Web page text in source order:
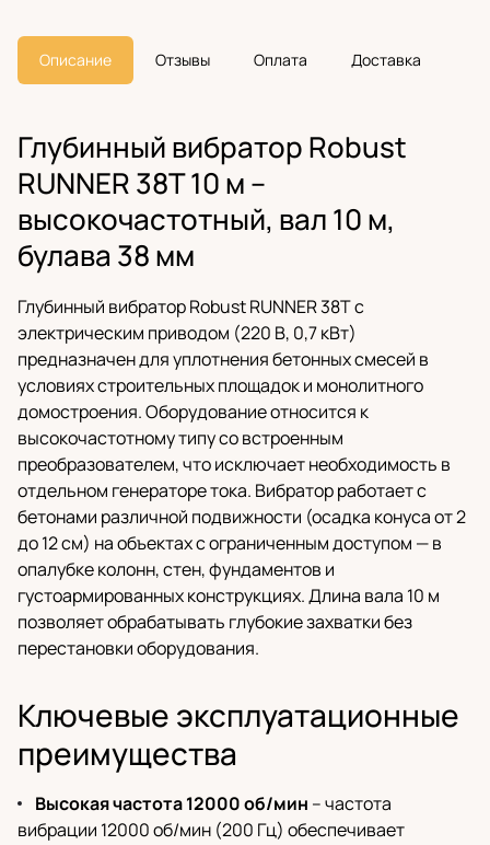
Описание Отзывы Оплата Доставка
Глубинный вибратор Robust
RUNNER 38T 10 м –
высокочастотный, вал 10 м,
булава 38 мм
Глубинный вибратор Robust RUNNER 38T с
электрическим приводом (220 В, 0,7 кВт)
предназначен для уплотнения бетонных смесей в
условиях строительных площадок и монолитного
домостроения. Оборудование относится к
высокочастотному типу со встроенным
преобразователем, что исключает необходимость в
отдельном генераторе тока. Вибратор работает с
бетонами различной подвижности (осадка конуса от 2
до 12 см) на объектах с ограниченным доступом — в
опалубке колонн, стен, фундаментов и
густоармированных конструкциях. Длина вала 10 м
позволяет обрабатывать глубокие захватки без
перестановки оборудования.
Ключевые эксплуатационные
преимущества
Высокая частота 12000 об/мин – частота
вибрации 12000 об/мин (200 Гц) обеспечивает